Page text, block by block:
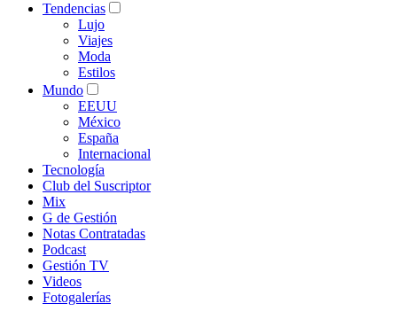
Tendencias
Lujo
Viajes
Moda
Estilos
Mundo
EEUU
México
España
Internacional
Tecnología
Club del Suscriptor
Mix
G de Gestión
Notas Contratadas
Podcast
Gestión TV
Videos
Fotogalerías